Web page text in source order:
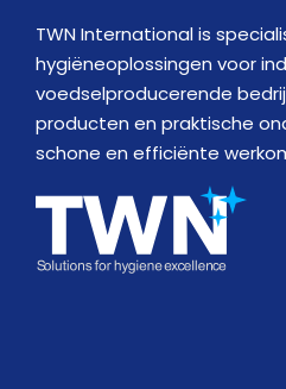
TWN International is
hygiëneoplossingen voor
voedselproducerende
producten en praktische
schone en efficiënte